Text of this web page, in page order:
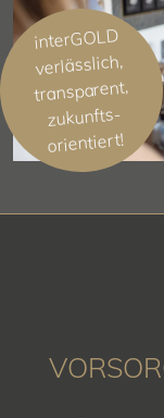
interGOLD
verlässlich,
transparent,
zukunfts­
orientiert!